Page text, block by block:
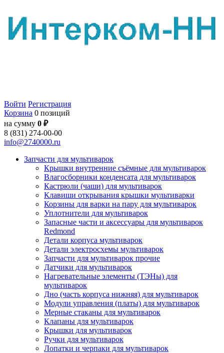
Войти Регистрация
Корзина 0 позиций
на сумму 0 ₽
8 (831) 274-00-00
info@2740000.ru
Запчасти для мультиварок
Крышки внутренние съёмные для мультиварок
Влагосборники конденсата для мультиварок
Кастрюли (чаши) для мультиварок
Клавиши открывания крышки мультиварки
Корзины для варки на пару для мультиварок
Уплотнители для мультиварок
Запасные части и аксессуары для мультиварок
Redmond
Детали корпуса мультиварок
Детали электросхемы мультиварок
Запчасти для мультиварок прочие
Датчики для мультиварок
Нагревательные элементы (ТЭНы) для
мультиварок
Дно (часть корпуса нижняя) для мультиварок
Модули управления (платы) для мультиварок
Мерные стаканы для мультиварок
Клапаны для мультиварок
Крышки для мультиварок
Ручки для мультиварок
Лопатки и черпаки для мультиварок